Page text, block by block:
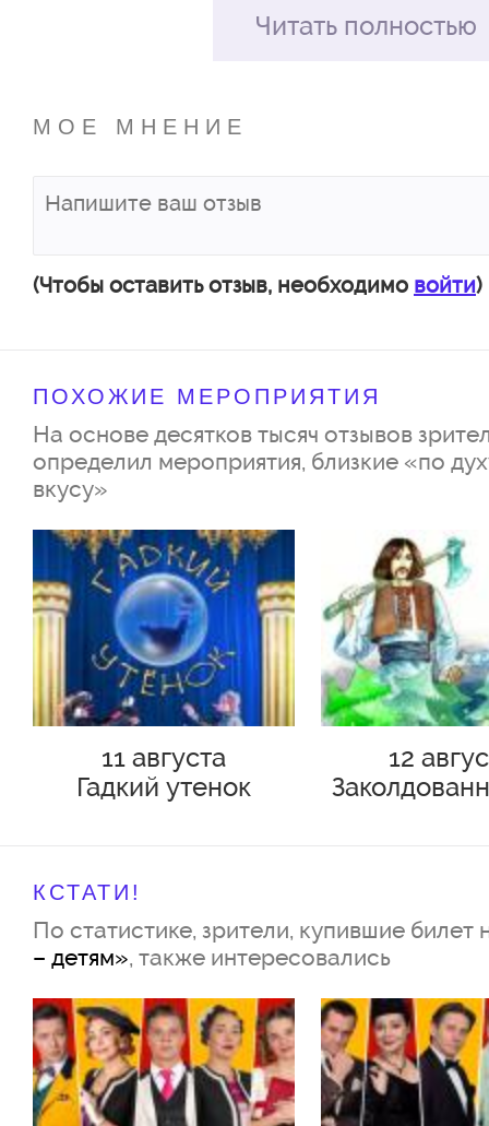
Владимир Маяковский.
В нашем спектакле вы
услышите хорошо знакомые, а
Маяковского.
почётный деятель искусств
Валерий Баджи
Художник – Маргарита
Композитор – заслуженный
культуры РФ Валентин
Музыкальный руководитель
Гильда Казарцева
Продолжительность – 50
антракта
Премьера спектакля – 10
Стихотворения и исполнители:
Марина Мухаева
«Кем быть?»
Алёна Котова
Читать полностью
МОЕ МНЕНИЕ
(Чтобы оставить отзыв, необходимо войти)
ПОХОЖИЕ МЕРОПРИЯТИЯ
На основе десятков тысяч отзывов
определил мероприятия, близкие «по
вкусу»
11 августа
Гадкий утенок
12
КСТАТИ!
По статистике, зрители, купившие билет
– детям», также интересовались